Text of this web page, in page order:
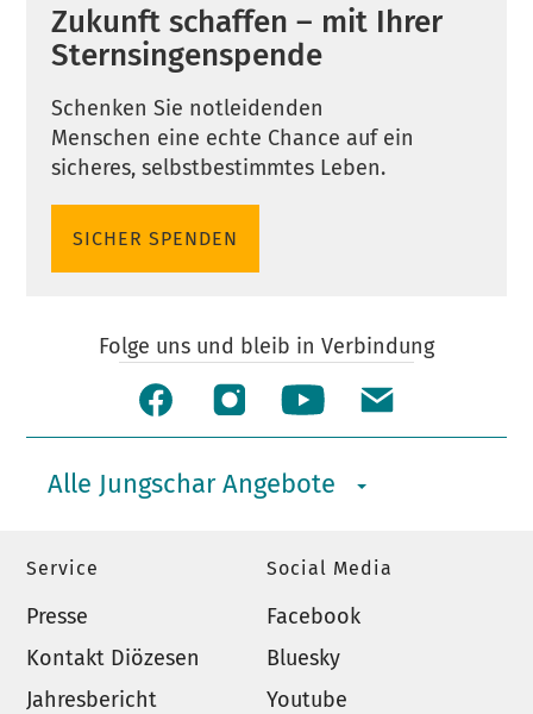
Zukunft schaffen – mit Ihrer
Sternsingenspende
Schenken Sie notleidenden
Menschen eine echte Chance auf ein
sicheres, selbstbestimmtes Leben.
SICHER SPENDEN
Folge uns und bleib in Verbindung
Alle Jungschar Angebote
Service
Presse
Kontakt Diözesen
Jahresbericht
Social Media
Facebook
Bluesky
Youtube